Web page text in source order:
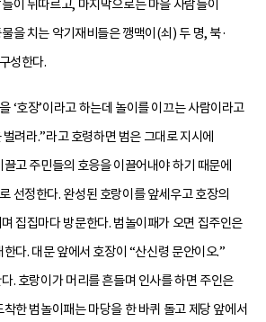
이 뒤따르고, 마지막으로는 마을 사람들이
을 치는 악기재비들은 깽맥이(쇠) 두 명, 북·
성한다.
‘호장’이라고 하는데 놀이를 이끄는 사람이라고
려라.”라고 호령하면 범은 그대로 지시에
고 주민들의 호응을 이끌어내야 하기 때문에
선정한다. 완성된 호랑이를 앞세우고 호장의
집집마다 방문한다. 범놀이패가 오면 집주인은
다. 대문 앞에서 호장이 “산신령 문안이오.”
. 호랑이가 머리를 흔들며 인사를 하면 주인은
한 범놀이패는 마당을 한 바퀴 돌고 제당 앞에서